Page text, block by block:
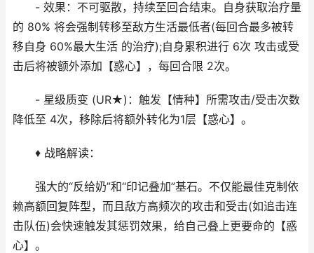
- 效果：不可驱散，持续至回合结束。自身获取治疗量
的 80% 将会强制转移至敌方生活最低者(每回合最多被转
移自身 60%最大生活 的治疗);自身累积进行 6次 攻击或受
击后将被额外添加【惑心】，每回合限 2次。
- 星级质变 (UR★)：触发【情种】所需攻击/受击次数
降低至 4次，移除后将额外转化为1层【惑心】。
♦ 战略解读：
强大的“反给奶”和“印记叠加”基石。不仅能最佳克制依
赖高额回复阵型，而且敌方高频次的攻击和受击(如追击连
击队伍)会快速触发其惩罚效果，给自己叠上更要命的【惑
心】。